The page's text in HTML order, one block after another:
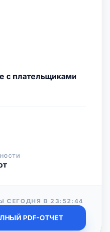
с плательщиками
СЕГОДНЯ В23:52:44
PDF-ОТЧЕТ